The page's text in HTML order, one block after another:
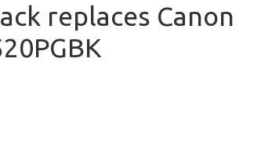
replaces Canon